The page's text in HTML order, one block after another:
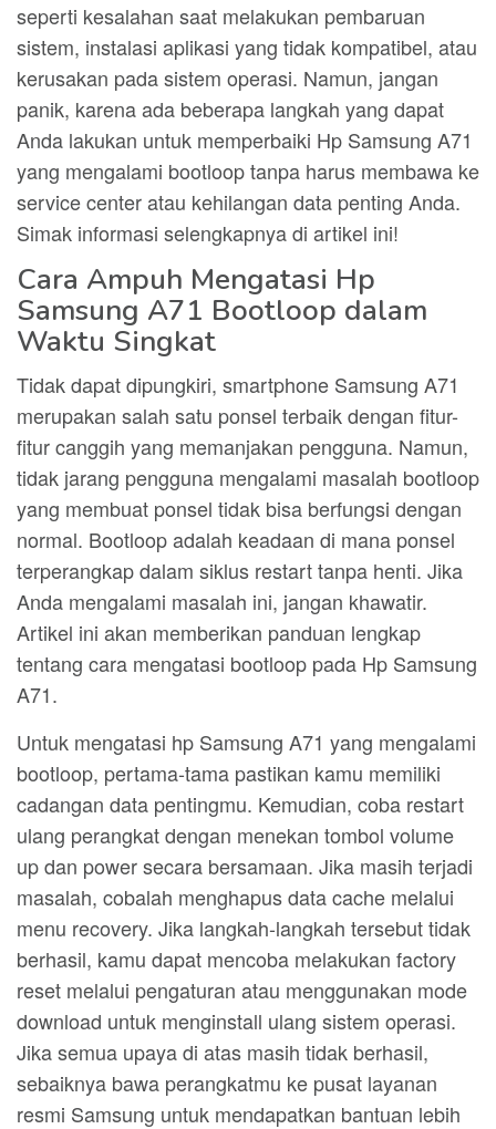
seperti kesalahan saat melakukan pembaruan
sistem, instalasi aplikasi yang tidak kompatibel, atau
kerusakan pada sistem operasi. Namun, jangan
panik, karena ada beberapa langkah yang dapat
Anda lakukan untuk memperbaiki Hp Samsung A71
yang mengalami bootloop tanpa harus membawa ke
service center atau kehilangan data penting Anda.
Simak informasi selengkapnya di artikel ini!
Cara Ampuh Mengatasi Hp
Samsung A71 Bootloop dalam
Waktu Singkat
Tidak dapat dipungkiri, smartphone Samsung A71
merupakan salah satu ponsel terbaik dengan fitur-
fitur canggih yang memanjakan pengguna. Namun,
tidak jarang pengguna mengalami masalah bootloop
yang membuat ponsel tidak bisa berfungsi dengan
normal. Bootloop adalah keadaan di mana ponsel
terperangkap dalam siklus restart tanpa henti. Jika
Anda mengalami masalah ini, jangan khawatir.
Artikel ini akan memberikan panduan lengkap
tentang cara mengatasi bootloop pada Hp Samsung
A71.
Untuk mengatasi hp Samsung A71 yang mengalami
bootloop, pertama-tama pastikan kamu memiliki
cadangan data pentingmu. Kemudian, coba restart
ulang perangkat dengan menekan tombol volume
up dan power secara bersamaan. Jika masih terjadi
masalah, cobalah menghapus data cache melalui
menu recovery. Jika langkah-langkah tersebut tidak
berhasil, kamu dapat mencoba melakukan factory
reset melalui pengaturan atau menggunakan mode
download untuk menginstall ulang sistem operasi.
Jika semua upaya di atas masih tidak berhasil,
sebaiknya bawa perangkatmu ke pusat layanan
resmi Samsung untuk mendapatkan bantuan lebih